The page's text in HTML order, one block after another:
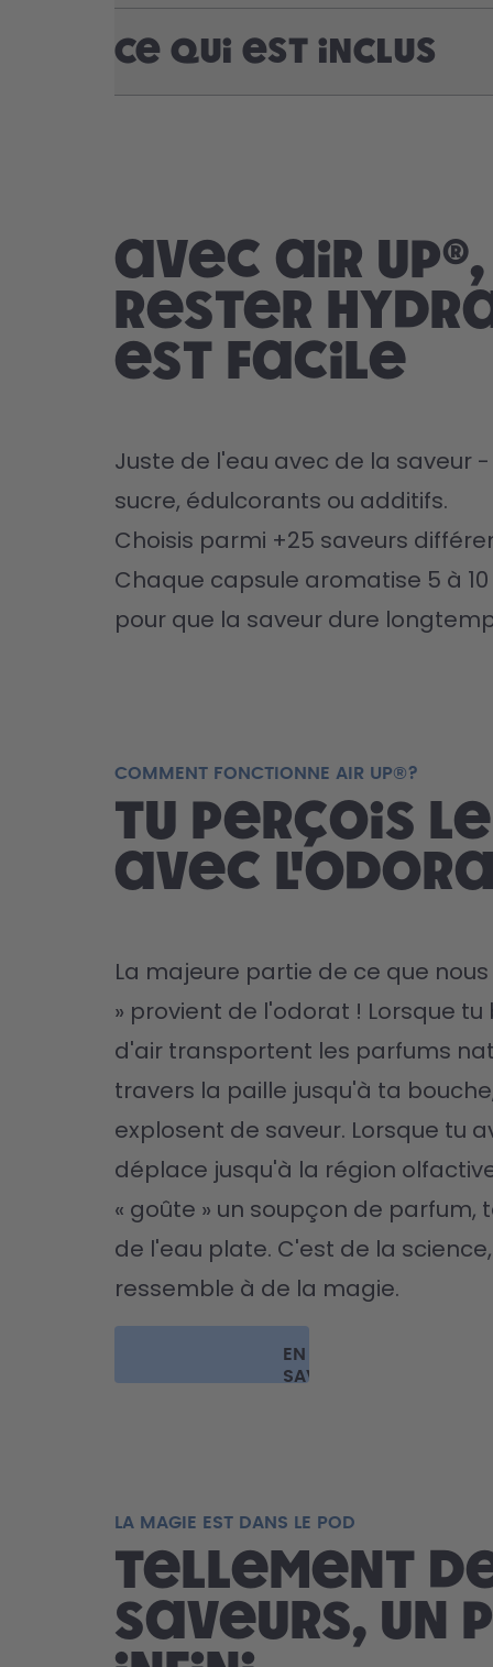
Ce qui est inclus
Avec air up®,
rester
est facile
Juste de l'eau avec de la saveur
sucre, édulcorants ou additifs.
Choisis parmi +25 saveurs
Chaque capsule aromatise 5 à 10
pour que la saveur dure
COMMENT FONCTIONNE AIR UP®?
Tu perçois
avec
La majeure partie de ce que
» provient de l'odorat ! Lorsque tu
d'air transportent les parfums
travers la paille jusqu'à ta
explosent de saveur. Lorsque tu
déplace jusqu'à la région
« goûte » un soupçon de parfum,
de l'eau plate. C'est de la
ressemble à de la magie.
EN
SAVOIR
LA MAGIE EST DANS LE POD
Tellement
saveurs, un